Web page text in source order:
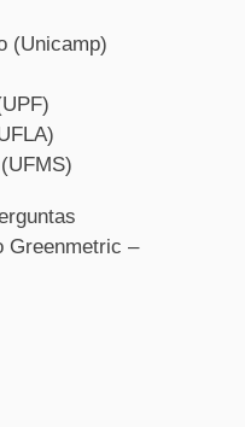
(Unicamp)
Greenmetric –